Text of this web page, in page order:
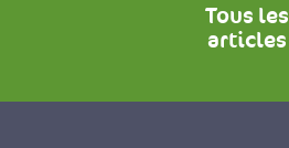
Tous les
articles